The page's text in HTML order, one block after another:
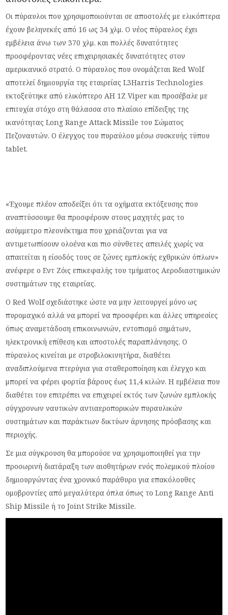
Οι πύραυλοι που χρησιμοποιούνται σε αποστολές με ελικόπτερα
έχουν βεληνεκές από 16 ως 34 χλμ. Ο νέος πύραυλος έχει
εμβέλεια άνω των 370 χλμ. και πολλές δυνατότητες
προσφέροντας νέες επιχειρησιακές δυνατότητες στον
αμερικανικό στρατό. Ο πύραυλος που ονομάζεται Red Wolf
αποτελεί δημιουργία της εταιρείας L3Harris Technologies
εκτοξεύτηκε από ελικόπτερο AH 1Z Viper και προσέβαλε με
επιτυχία στόχο στη θάλασσα στο πλαίσιο επίδειξης της
ικανότητας Long Range Attack Missile του Σώματος
Πεζοναυτών. Ο έλεγχος του πυραύλου μέσω συσκευής τύπου
tablet.
«Έχουμε πλέον αποδείξει ότι τα οχήματα εκτόξευσης που
αναπτύσσουμε θα προσφέρουν στους μαχητές μας το
ασύμμετρο πλεονέκτημα που χρειάζονται για να
αντιμετωπίσουν ολοένα και πιο σύνθετες απειλές χωρίς να
απαιτείται η είσοδός τους σε ζώνες εμπλοκής εχθρικών όπλων»
ανέφερε ο Εντ Ζόις επικεφαλής του τμήματος Αεροδιαστημικών
συστημάτων της εταιρείας.
Ο Red Wolf σχεδιάστηκε ώστε να μην λειτουργεί μόνο ως
πυρομαχικό αλλά να μπορεί να προσφέρει και άλλες υπηρεσίες
όπως αναμετάδοση επικοινωνιών, εντοπισμό σημάτων,
ηλεκτρονική επίθεση και αποστολές παραπλάνησης. Ο
πύραυλος κινείται με στροβιλοκινητήρα, διαθέτει
αναδιπλούμενα πτερύγια για σταθεροποίηση και έλεγχο και
μπορεί να φέρει φορτία βάρους έως 11,4 κιλών. Η εμβέλεια που
διαθέτει του επιτρέπει να επιχειρεί εκτός των ζωνών εμπλοκής
σύγχρονων ναυτικών αντιαεροπορικών πυραυλικών
συστημάτων και παράκτιων δικτύων άρνησης πρόσβασης και
περιοχής.
Σε μια σύγκρουση θα μπορούσε να χρησιμοποιηθεί για την
προσωρινή διατάραξη των αισθητήρων ενός πολεμικού πλοίου
δημιουργώντας ένα χρονικό παράθυρο για επακόλουθες
ομοβροντίες από μεγαλύτερα όπλα όπως το Long Range Anti
Ship Missile ή το Joint Strike Missile.